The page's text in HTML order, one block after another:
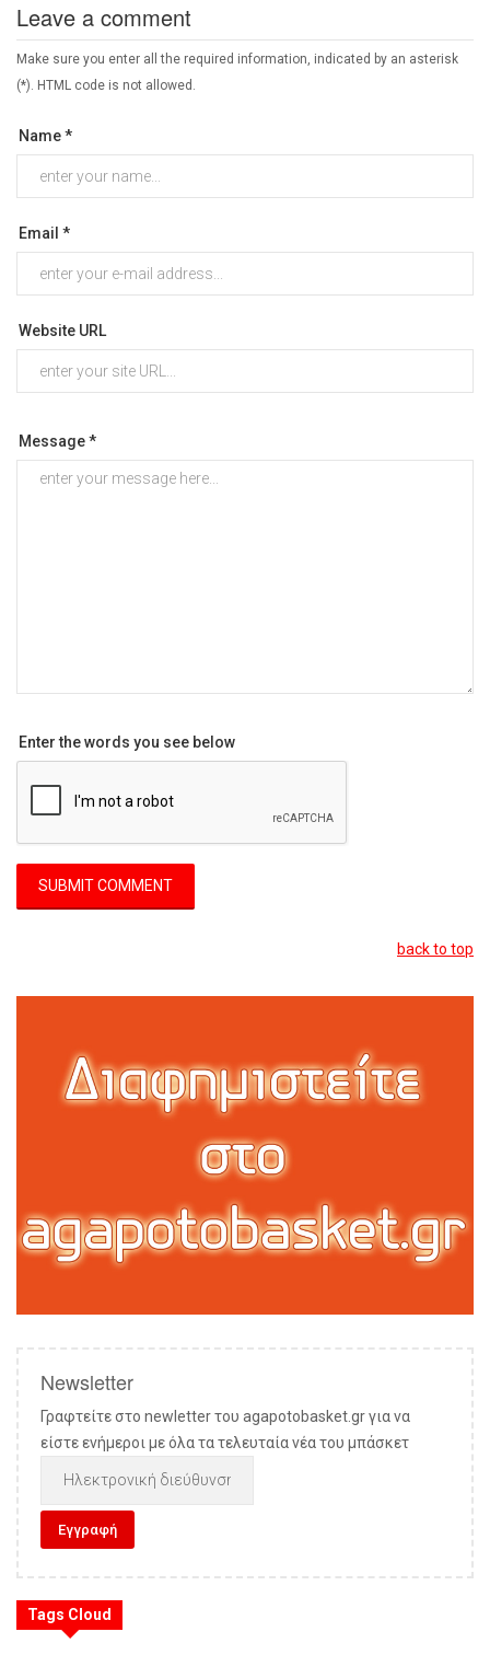
Leave a comment
Make sure you enter all the required information, indicated by an asterisk
(*). HTML code is not allowed.
Name *
Email *
Website URL
Message *
Enter the words you see below
back to top
Newsletter
Γραφτείτε στο newletter του agapotobasket.gr για να
είστε ενήμεροι με όλα τα τελευταία νέα του μπάσκετ
Tags Cloud